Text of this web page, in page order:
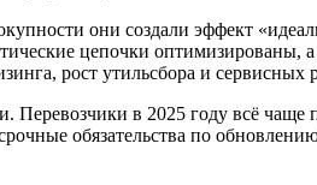
они создали эффект
цепочки оптимизированы,
рост утильсбора и
Перевозчики в 2025 году всё
обязательства по